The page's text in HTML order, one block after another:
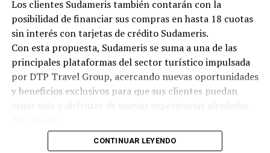
Los clientes Sudameris también contarán con la
posibilidad de financiar sus compras en hasta 18 cuotas
sin interés con tarjetas de crédito Sudameris.
Con esta propuesta, Sudameris se suma a una de las
principales plataformas del sector turístico impulsada
por DTP Travel Group, acercando nuevas oportunidades
y beneficios exclusivos para que sus clientes puedan
CONTINUAR LEYENDO